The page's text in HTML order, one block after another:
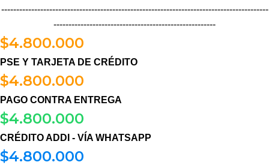
-----------------------------------------------------------------------------------------
------------------------------------------------------
$4.800.000
PSE Y TARJETA DE CRÉDITO
$4.800.000
PAGO CONTRA ENTREGA
$4.800.000
CRÉDITO ADDI - VÍA WHATSAPP
$4.800.000